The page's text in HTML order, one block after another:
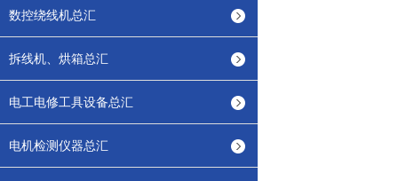
数控绕线机总汇
拆线机、烘箱总汇
电工电修工具设备总汇
电机检测仪器总汇